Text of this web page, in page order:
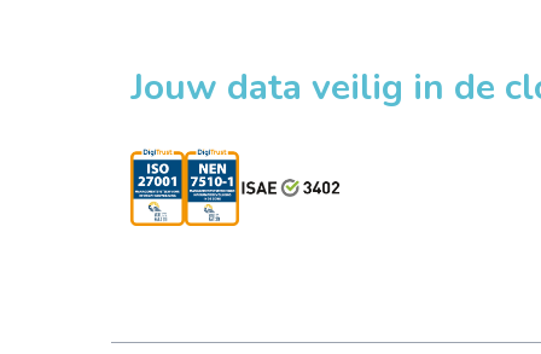
Jouw data veilig in de